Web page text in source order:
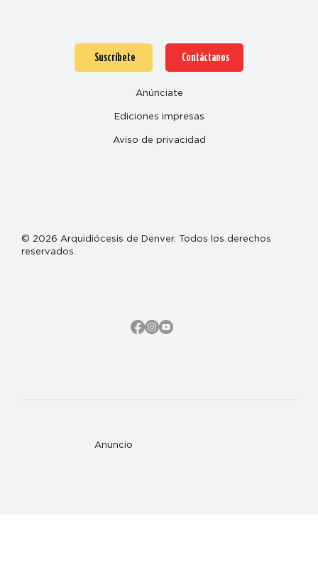
Anuncio
Suscríbete Contáctanos
Anúnciate
Ediciones impresas
Aviso de privacidad
© 2026 Arquidiócesis de Denver. Todos los derechos
reservados.